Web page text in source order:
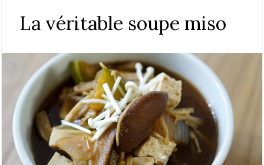
La véritable soupe miso